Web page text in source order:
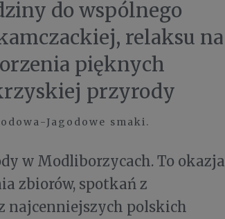
do wspólnego
relaksu na
pięknych
przyrody
Jagodowe smaki.
w Modliborzycach. To okazja
zbiorów, spotkań z
najcenniejszych polskich